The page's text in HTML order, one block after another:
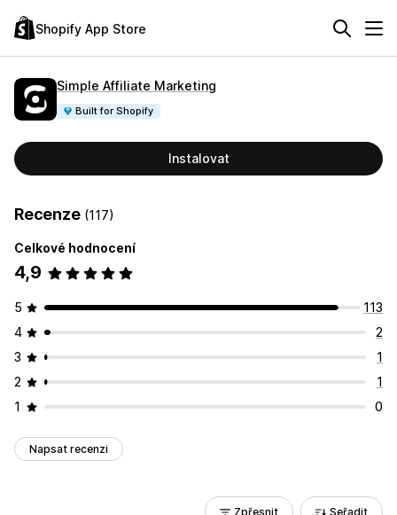
Shopify App Store
Simple Affiliate Marketing
Built for Shopify
Instalovat
Recenze (117)
Celkové hodnocení
4,9
5
113
4
2
3
1
2
1
1
0
Napsat recenzi
Zpřesnit Seřadit